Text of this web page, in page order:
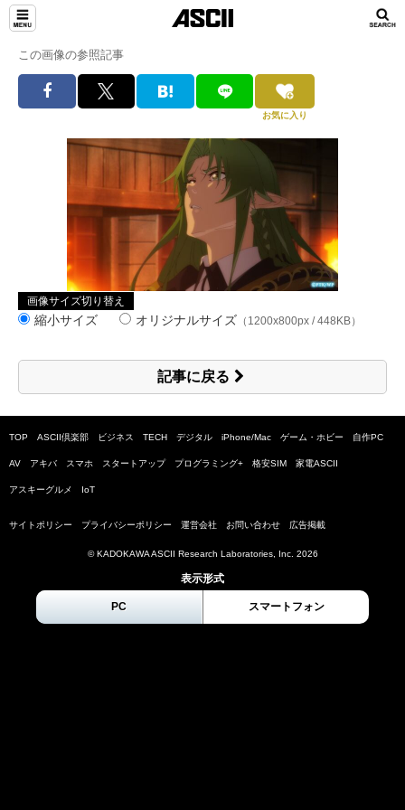
この画像の参照記事
お気に入り
画像サイズ切り替え
縮小サイズ オリジナルサイズ （1200x800px / 448KB）
記事に戻る
TOP ASCII倶楽部 ビジネス TECH デジタル iPhone/Mac ゲーム・ホビー 自作PC
AV アキバ スマホ スタートアップ プログラミング+ 格安SIM 家電ASCII
アスキーグルメ IoT
サイトポリシー プライバシーポリシー 運営会社 お問い合わせ 広告掲載
© KADOKAWA ASCII Research Laboratories, Inc. 2026
表示形式
PC スマートフォン